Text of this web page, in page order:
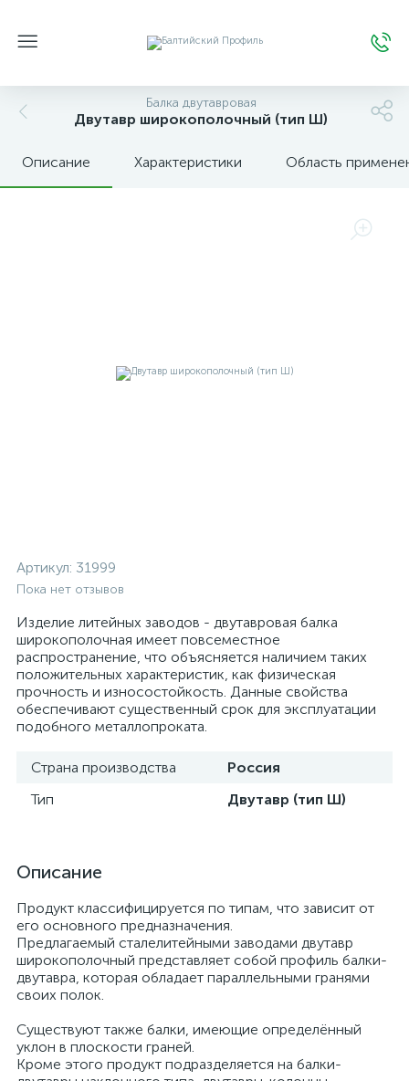
Балка двутавровая
Двутавр широкополочный (тип Ш)
Описание Характеристики Область
Артикул: 31999
Пока нет отзывов
Изделие литейных заводов - двутавровая балка
широкополочная имеет повсеместное
распространение, что объясняется наличием таких
положительных характеристик, как физическая
прочность и износостойкость. Данные свойства
обеспечивают существенный срок для эксплуатации
подобного металлопроката.
Страна производства
Россия
Тип
Двутавр (тип Ш)
Описание
Продукт классифицируется по типам, что зависит от
его основного предназначения.
Предлагаемый сталелитейными заводами двутавр
широкополочный представляет собой профиль балки-
двутавра, которая обладает параллельными гранями
своих полок.
Существуют также балки, имеющие определённый
уклон в плоскости граней.
Кроме этого продукт подразделяется на балки-